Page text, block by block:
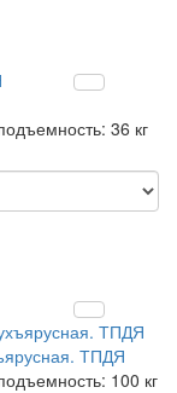
36 кг
ТПДЯ
100 кг